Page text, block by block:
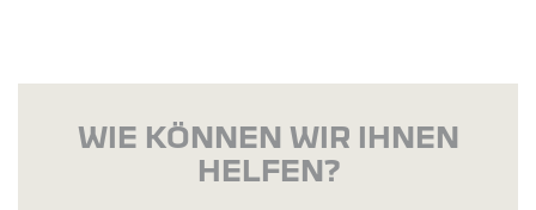
WIE KÖNNEN WIR IHNEN
HELFEN?